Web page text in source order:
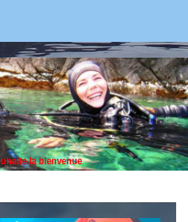
la bienvenue